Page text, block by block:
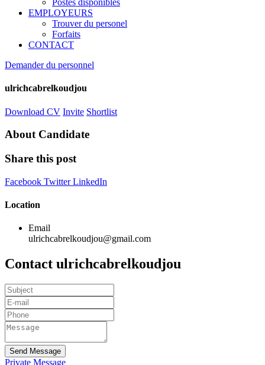
Postes disponibles
EMPLOYEURS
Trouver du personel
Forfaits
CONTACT
Demander du personnel
ulrichcabrelkoudjou
Download CV Invite Shortlist
About Candidate
Share this post
Facebook TwitterLinkedIn
Location
Email
ulrichcabrelkoudjou@gmail.com
Contact ulrichcabrelkoudjou
Send Message
Private Message